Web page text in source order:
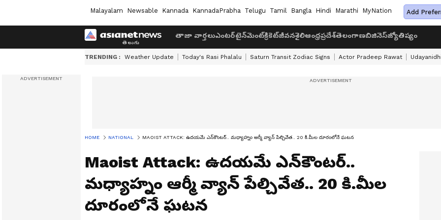
Malayalam Newsable Kannada KannadaPrabha Telugu Tamil Bangla Hindi Marathi MyNation Add
తాజా వార్తలుఎంటర్‌టైన్‌మెంట్క్రికెట్జీవనశైలిఆంధ్రప్రదేశ్తెలంగాణబిజినెస్జ్యోతిష్యం
TRENDING : Weather Update Today's Rasi Phalalu Saturn Transit Zodiac Signs Actor Pradeep Rawat
HOME NATIONAL MAOIST ATTACK: ఉదయమే ఎన్‌కౌంటర్.. మధ్యాహ్నం ఆర్మీ వ్యాన్ పేల్చివేత.. 20 కి.మీల దూరంలోనే ఘటన
Maoist Attack: ఉదయమే ఎన్‌కౌంటర్..
మధ్యాహ్నం ఆర్మీ వ్యాన్ పేల్చివేత.. 20 కి.మీల
దూరంలోనే ఘటన